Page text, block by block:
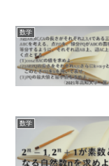
数学
数学